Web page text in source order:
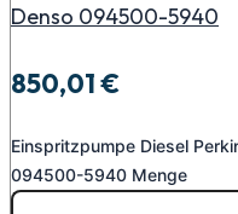
Denso 094500-5940
850,01€
Einspritzpumpe Diesel
094500-5940 Menge